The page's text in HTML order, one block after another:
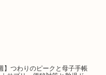
】つわりのピークと母子手帳